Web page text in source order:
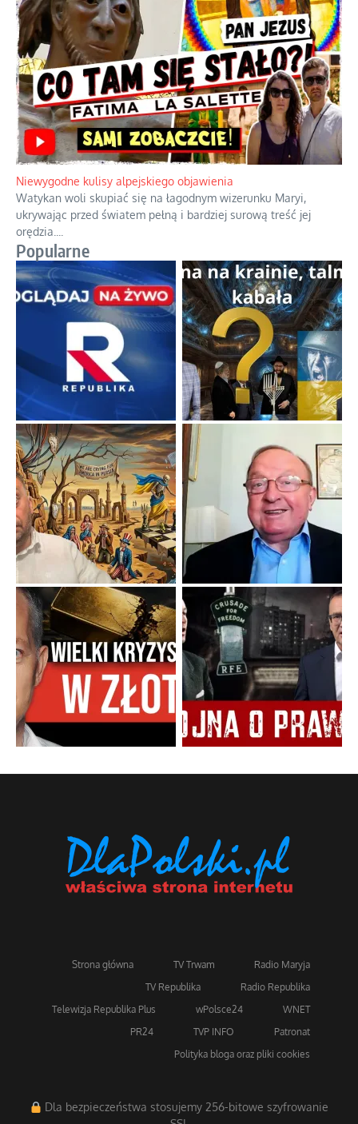
Duchowa apteczka bez teologicznych podróbek
Instrukcja obsługi łaski z ominięciem duchowych skrótów.
Niewygodne kulisy alpejskiego objawienia
Watykan woli skupiać się na łagodnym wizerunku Maryi,
ukrywając przed światem pełną i bardziej surową treść jej
orędzia....
Popularne